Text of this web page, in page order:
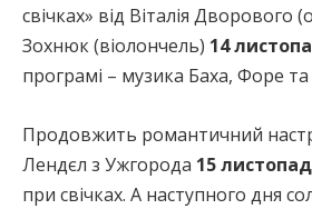
свічках» від Віталія Дворового
Зохнюк (віолончель) 14
програмі – музика Баха, Форе та
Продовжить романтичний
Лендєл з Ужгорода 15
при свічках. А наступного дня